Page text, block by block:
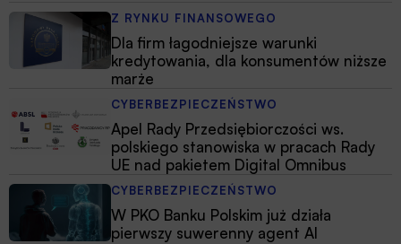
Z RYNKU FINANSOWEGO
Dla firm łagodniejsze warunki
kredytowania, dla konsumentów niższe
marże
CYBERBEZPIECZEŃSTWO
Apel Rady Przedsiębiorczości ws.
polskiego stanowiska w pracach Rady
UE nad pakietem Digital Omnibus
CYBERBEZPIECZEŃSTWO
W PKO Banku Polskim już działa
pierwszy suwerenny agent AI